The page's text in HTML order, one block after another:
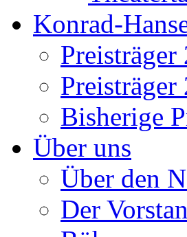
Konrad-
Preisträger
Preisträger
Bisherige
Über uns
Über den
Der